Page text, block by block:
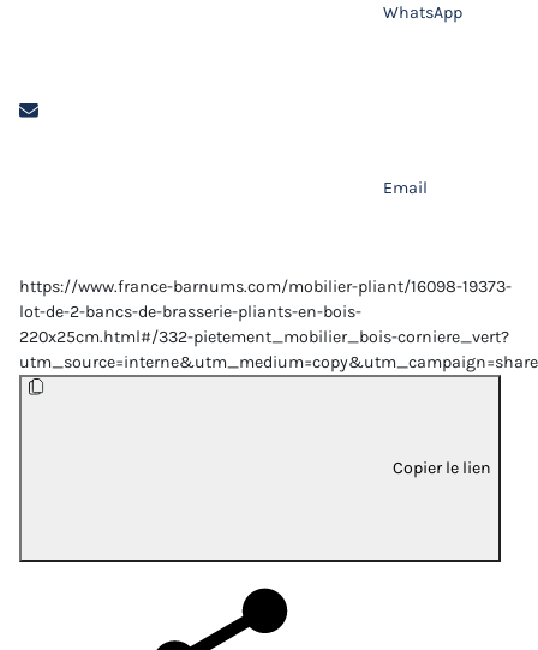
WhatsApp
Email
https://www.france-barnums.com/mobilier-pliant/16098-19373-
lot-de-2-bancs-de-brasserie-pliants-en-bois-
220x25cm.html#/332-pietement_mobilier_bois-corniere_vert?
Copier le lien